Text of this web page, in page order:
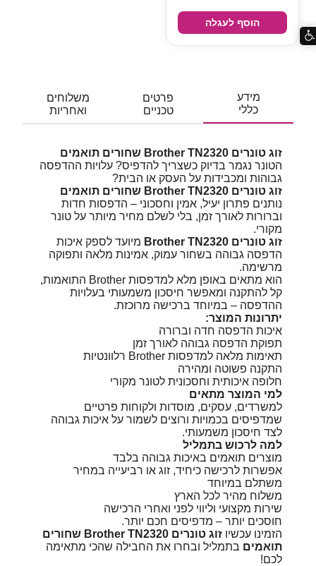
הוסף לעגלה
מידע
כללי
פרטים
טכניים
משלוחים
ואחריות
זוג טונרים Brother TN2320 שחורים תואמים
הטונר נגמר בדיוק כשצריך להדפיס? עלויות ההדפסה
גבוהות ומכבידות על העסק או הבית?
זוג טונרים Brother TN2320 שחורים תואמים
נותנים פתרון יעיל, אמין וחסכוני – הדפסות חדות
וברורות לאורך זמן, בלי לשלם מחיר מיותר על טונר
מקורי.
זוג טונרים Brother TN2320
מיועד לספק איכות
הדפסה גבוהה בשחור עמוק, אמינות מלאה ותפוקה
מרשימה.
הוא מתאים באופן מלא למדפסות Brother התואמות,
קל להתקנה ומאפשר חיסכון משמעותי בעלויות
ההדפסה – במיוחד ברכישה מרוכזת.
יתרונות המוצר:
איכות הדפסה חדה וברורה
תפוקת הדפסה גבוהה לאורך זמן
תאימות מלאה למדפסות Brother רלוונטיות
התקנה פשוטה ומהירה
חלופה איכותית וחסכונית לטונר מקורי
למי המוצר מתאים
למשרדים, עסקים, מוסדות ולקוחות פרטיים
שמדפיסים בכמויות ורוצים לשמור על איכות גבוהה
לצד חיסכון משמעותי.
למה לרכוש בתמליל
מוצרים תואמים באיכות גבוהה בלבד
אפשרות לרכישה כיחיד, זוג או רביעייה במחיר
משתלם במיוחד
משלוח מהיר לכל הארץ
שירות מקצועי וליווי לפני ואחרי הרכישה
חוסכים יותר – מדפיסים חכם יותר.
הזמינו עכשיו
זוג טונרים Brother TN2320 שחורים
תואמים בתמליל ובחרו את החבילה שהכי מתאימה
לכם!